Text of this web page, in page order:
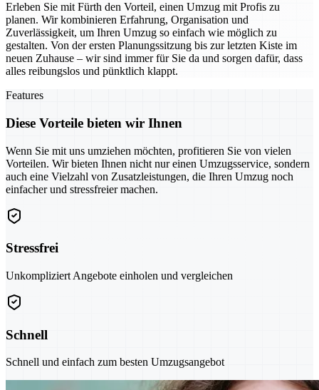
Erleben Sie mit Fürth den Vorteil, einen Umzug mit Profis zu
planen. Wir kombinieren Erfahrung, Organisation und
Zuverlässigkeit, um Ihren Umzug so einfach wie möglich zu
gestalten. Von der ersten Planungssitzung bis zur letzten Kiste im
neuen Zuhause – wir sind immer für Sie da und sorgen dafür, dass
alles reibungslos und pünktlich klappt.
Features
Diese Vorteile bieten wir Ihnen
Wenn Sie mit uns umziehen möchten, profitieren Sie von vielen
Vorteilen. Wir bieten Ihnen nicht nur einen Umzugsservice, sondern
auch eine Vielzahl von Zusatzleistungen, die Ihren Umzug noch
einfacher und stressfreier machen.
Stressfrei
Unkompliziert Angebote einholen und vergleichen
Schnell
Schnell und einfach zum besten Umzugsangebot